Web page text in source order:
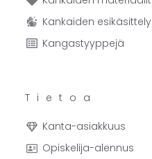
Kankaiden esikäsittely
Kangastyyppejä
Tietoa
Kanta-asiakkuus
Opiskelija-alennus